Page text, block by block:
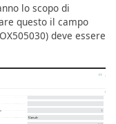
lo scopo di
questo il campo
deve essere